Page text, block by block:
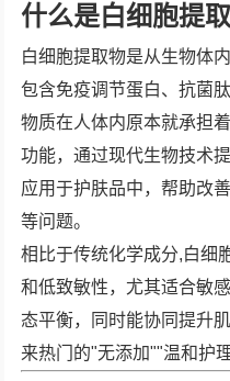
什么是白细胞提取
白细胞提取物是从生物体
包含免疫调节蛋白、抗菌
物质在人体内原本就承担
功能，通过现代生物技术
应用于护肤品中，帮助改
等问题。
相比于传统化学成分,白细
和低致敏性，尤其适合敏
态平衡，同时能协同提升
来热门的"无添加""温和护